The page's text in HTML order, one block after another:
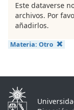
Este dataverse
archivos. Por
añadirlos.
Materia: Otro